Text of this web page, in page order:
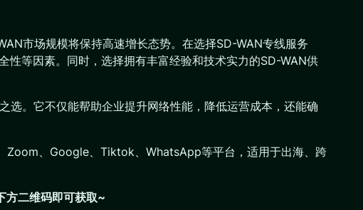
市场规模将保持高速增长态势。在选择SD-WAN专线服务
性等因素。同时，选择拥有丰富经验和技术实力的SD-WAN供
选。它不仅能帮助企业提升网络性能，降低运营成本，还能确
Zoom、Google、Tiktok、WhatsApp等平台，适用于出海、跨
方二维码即可获取~